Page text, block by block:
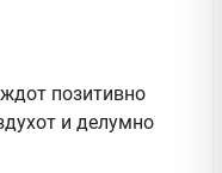
позитивно
и делумно